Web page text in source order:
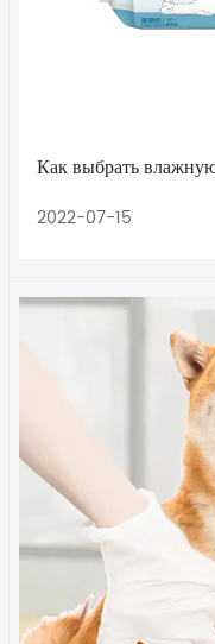
Как выбрать
2022-07-15